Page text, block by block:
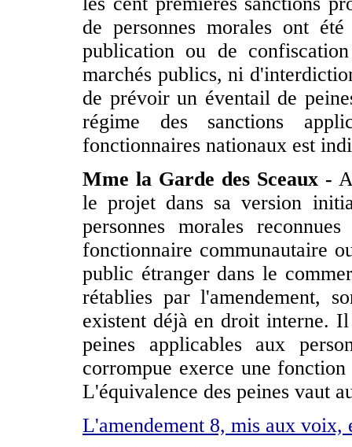
de personnes morales ont
publication ou de
marchés publics, ni
de prévoir un éventail de
régime des sanctions
fonctionnaires nationaux est
Mme la Garde des Sceaux -
le projet dans sa version
personnes morales
fonctionnaire communautaire
public étranger dans le
rétablies par l'amendement,
existent déjà en droit interne.
peines applicables aux
corrompue exerce une
L'équivalence des peines vaut
L'amendement 8, mis aux voix,